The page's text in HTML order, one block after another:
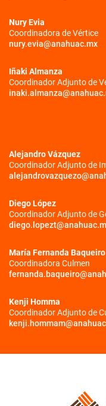
Nury Evia
Coordinadora de Vértice
nury.evia@anahuac.mx
Iñaki Almanza
Coordinador Adjunto de
Alejandro Vázquez
Coordinador Adjunto de
Diego López
Coordinador Adjunto de
María Fernanda Baqueiro
Coordinadora Culmen
Kenji Homma
Coordinador Adjunto de